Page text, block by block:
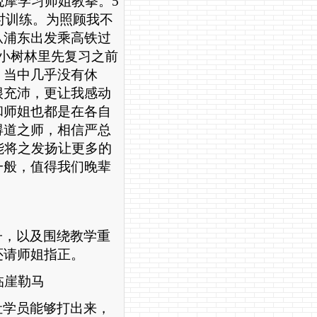
训练。为照顾我不
东出发乘高铁过
树林里先复习之前
中几乎没有休
沛，更让我感动
姐也都是在各自
之师，相信严总
之发扬让更多的
，值得我们晚辈
以及围绕教学重
师姐指正。
崖勒马
员能够打出来，